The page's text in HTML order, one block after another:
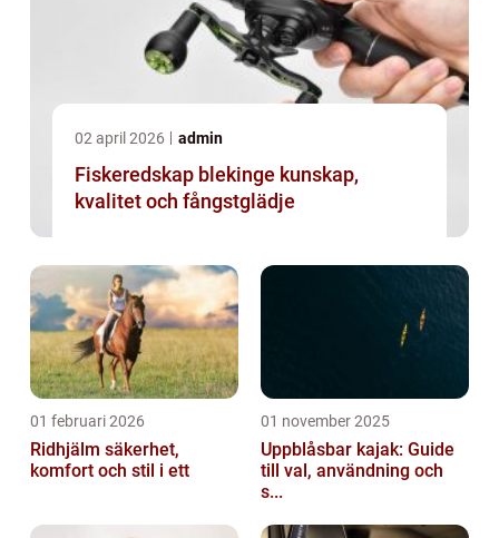
02 april 2026 admin
Fiskeredskap blekinge kunskap,
kvalitet och fångstglädje
01 februari 2026
Ridhjälm säkerhet,
komfort och stil i ett
01 november 2025
Uppblåsbar kajak: Guide
till val, användning och
s...